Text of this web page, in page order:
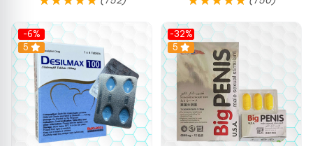
-6%
5
-32%
5